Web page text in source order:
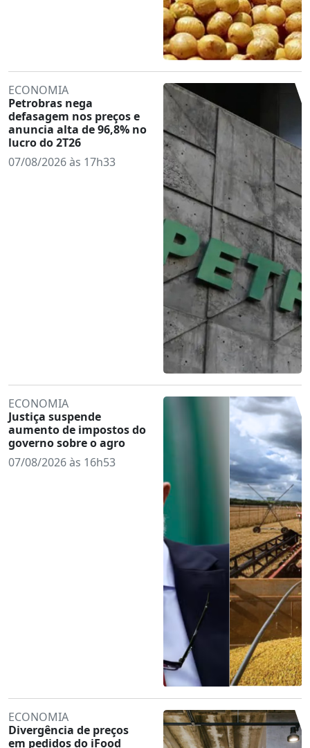
ECONOMIA
Petrobras nega
defasagem nos preços e
anuncia alta de 96,8% no
lucro do 2T26
07/08/2026 às 17h33
ECONOMIA
Justiça suspende
aumento de impostos do
governo sobre o agro
07/08/2026 às 16h53
ECONOMIA
Divergência de preços
em pedidos do iFood